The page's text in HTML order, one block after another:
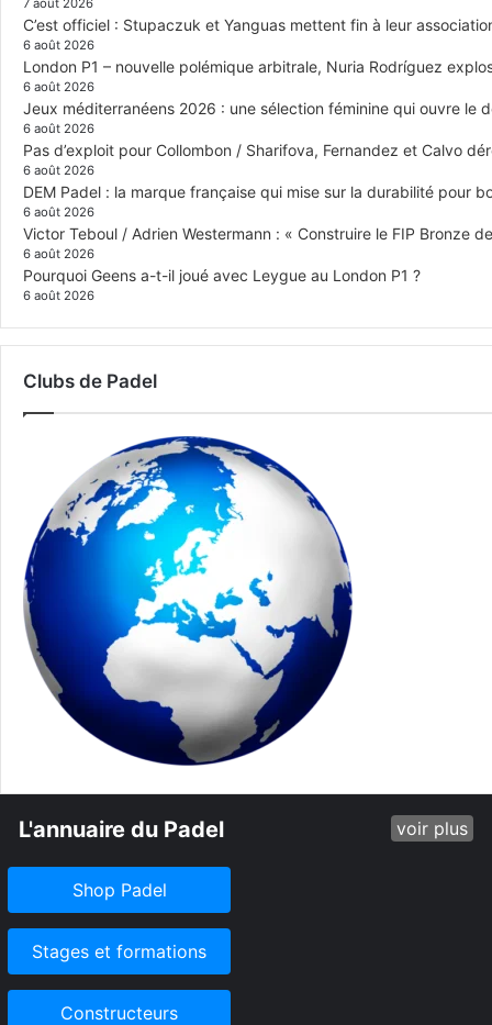
7 août 2026
C’est officiel : Stupaczuk et Yanguas mettent fin à leur
6 août 2026
London P1 – nouvelle polémique arbitrale, Nuria Rodríguez
6 août 2026
Jeux méditerranéens 2026 : une sélection féminine qui ouvre le
6 août 2026
Pas d’exploit pour Collombon / Sharifova, Fernandez et Calvo
6 août 2026
DEM Padel : la marque française qui mise sur la durabilité pour
6 août 2026
Victor Teboul / Adrien Westermann : « Construire le FIP Bronze
6 août 2026
Pourquoi Geens a-t-il joué avec Leygue au London P1 ?
6 août 2026
Clubs de Padel
L'annuaire du Padel voir plus
Shop Padel
Stages et formations
Constructeurs